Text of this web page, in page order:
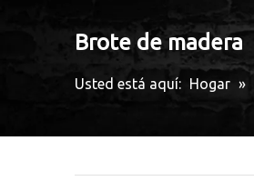
Brote de madera
Usted está aquí: Hogar »